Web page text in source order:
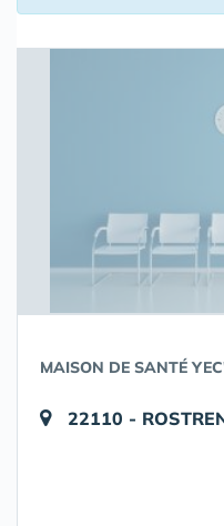
MAISON DE SANTÉ
22110 -